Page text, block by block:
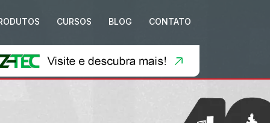
CURSOS BLOG CONTATO